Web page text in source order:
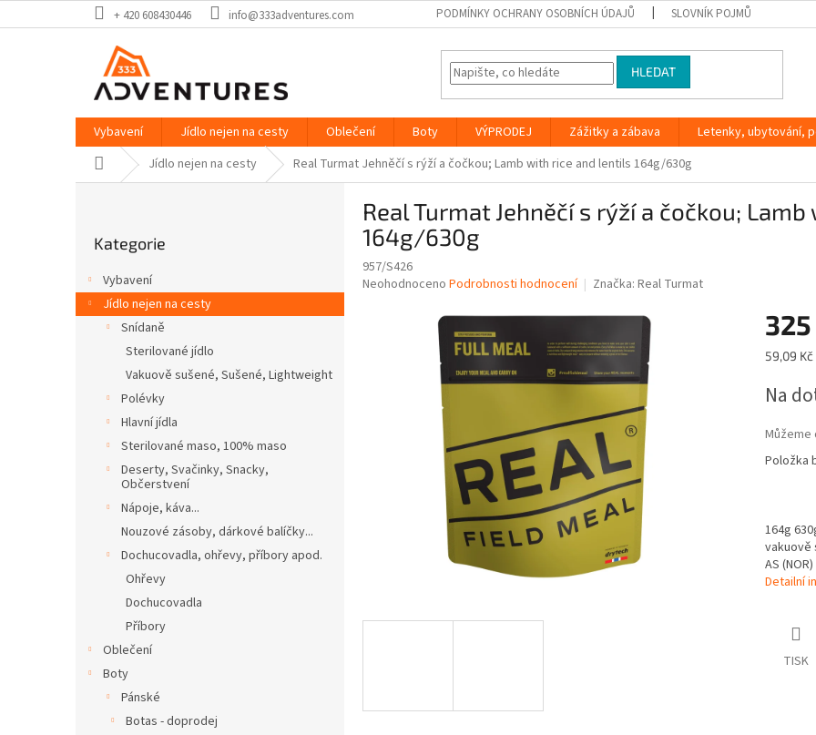
na
+ 420 608430446 info@333adventures.com PODMÍNKY OCHRANY OSOBNÍCH ÚDAJŮ SLOVNÍK POJMŮ
HLEDAT
Vybavení Jídlo nejen na cesty Oblečení Boty VÝPRODEJ Zážitky a zábava
Letenky, ubytování,
Domů Jídlo nejen na cesty Real Turmat Jehněčí s rýží a čočkou; Lamb with rice and lentils 164g/630g
a
n
kategorie
Kategorie
Vybavení
Jídlo nejen na cesty
Snídaně
Sterilované jídlo
Vakuově sušené, Sušené, Lightweight
Polévky
Hlavní jídla
Sterilované maso, 100% maso
Deserty, Svačinky, Snacky,
Občerstvení
Nápoje, káva...
Nouzové zásoby, dárkové balíčky...
Dochucovadla, ohřevy, příbory apod.
Ohřevy
Dochucovadla
Příbory
Oblečení
Boty
Pánské
Botas - doprodej
Real Turmat Jehněčí s rýží a čočkou;
164g/630g
957/S426
Průměrné
Neohodnoceno Podrobnosti hodnocení Značka: Real Turmat
325
Měrná
59,09
Na
Položka
164g
vakuově
AS (NOR)
Detailní
TISK